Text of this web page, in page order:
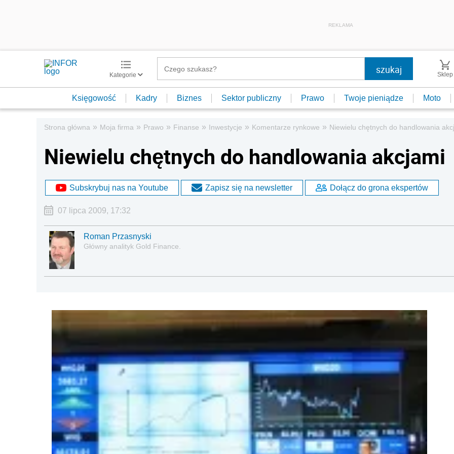
REKLAMA
Kategorie Sklep
Księgowość Kadry Biznes Sektor publiczny Prawo Twoje pieniądze Moto
Strona główna » Moja firma » Prawo » Finanse » Inwestycje » Komentarze rynkowe » Niewielu chętnych do handlowania
Niewielu chętnych do handlowania akcjami
Subskrybuj nas na Youtube Zapisz się na newsletter Dołącz do grona ekspertów
07 lipca 2009, 17:32
Roman Przasnyski
Główny analityk Gold Finance.